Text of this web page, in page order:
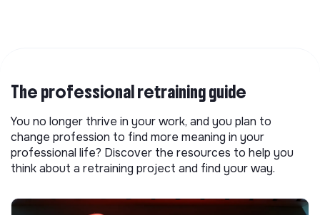
The professional retraining guide
You no longer thrive in your work, and you plan to
change profession to find more meaning in your
professional life? Discover the resources to help you
think about a retraining project and find your way.